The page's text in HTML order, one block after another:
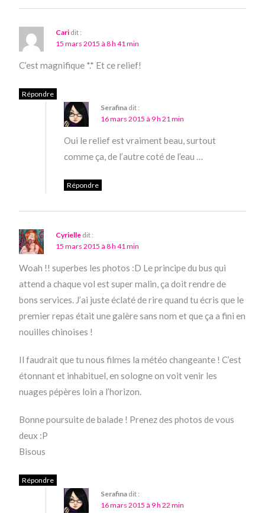
Cari dit :
15 mars 2015 à 8 h 41 min
C’est magnifique *.* Et ce relief!
Répondre
Serafina dit :
16 mars 2015 à 9 h 21 min
Oui le relief est vraiment beau, surtout
comme ça, de l’autre coté de l’eau …
Répondre
Cyrielle dit :
15 mars 2015 à 8 h 41 min
Woah !! superbes les photos :D Le principe du bus qui
attend a chaque vol est super malin, ça doit rendre de
bons services. J’ai juste éclaté de rire quand tu écris que le
premier repas était une galère sans nom et que ça a fini en
nouilles chinoises !
Il faudrait que tu nous filmes la météo changeante ! C’est
étonnant et inhabituel, en sologne on voit venir les
nuages pépères loin a l’horizon.
Bonne poursuite de balade ! Prenez des photos de vous
deux :P
Bisous
Répondre
Serafina dit :
16 mars 2015 à 9 h 22 min